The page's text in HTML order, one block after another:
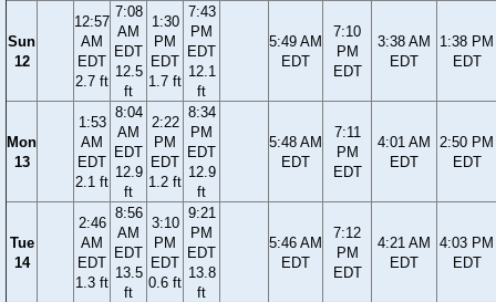
Sun
12
12:57
AM
EDT
2.7 ft
7:08
AM
EDT
12.5
ft
1:30
PM
EDT
1.7 ft
7:43
PM
EDT
12.1
ft
5:49 AM
EDT
7:10
PM
EDT
3:38 AM
EDT
1:38 PM
EDT
Mon
13
1:53
AM
EDT
2.1 ft
8:04
AM
EDT
12.9
ft
2:22
PM
EDT
1.2 ft
8:34
PM
EDT
12.9
ft
5:48 AM
EDT
7:11
PM
EDT
4:01 AM
EDT
2:50 PM
EDT
Tue
14
2:46
AM
EDT
1.3 ft
8:56
AM
EDT
13.5
ft
3:10
PM
EDT
0.6 ft
9:21
PM
EDT
13.8
ft
5:46 AM
EDT
7:12
PM
EDT
4:21 AM
EDT
4:03 PM
EDT